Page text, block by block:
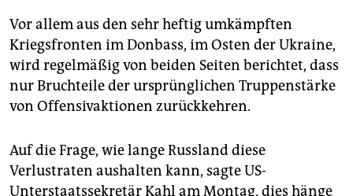
Vor allem aus den sehr heftig umkämpften
Kriegsfronten im Donbass, im Osten der Ukraine,
wird regelmäßig von beiden Seiten berichtet, dass
nur Bruchteile der ursprünglichen Truppenstärke
von Offensivaktionen zurückkehren.
Auf die Frage, wie lange Russland diese
Verlustraten aushalten kann, sagte US-
Unterstaatssekretär Kahl am Montag, dies hänge